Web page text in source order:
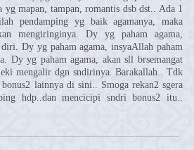
yg mapan, tampan, romantis dsb dst.. Ada 1
pendamping yg baik agamanya, maka
mengiringinya. Dy yg paham agama,
Dy yg paham agama, insyaAllah paham
Dy yg paham agama, akan sll brsemangat
mengalir dgn sndirinya. Barakallah.. Tdk
lainnya di sini.. Smoga rekan2 sgera
hdp..dan mencicipi sndri bonus2 itu..